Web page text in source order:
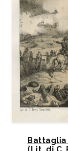
Battaglia
(Lit. di C.